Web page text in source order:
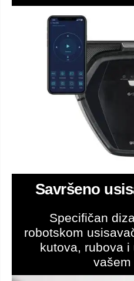
Savršeno
Specifičan
robotskom
kutova, rubova
vašem